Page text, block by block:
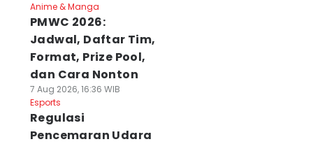
Anime & Manga
PMWC 2026:
Jadwal, Daftar Tim,
Format, Prize Pool,
dan Cara Nonton
7 Aug 2026, 16:36 WIB
Esports
Regulasi
Pencemaran Udara